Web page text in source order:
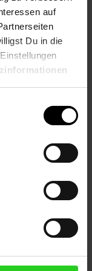
auf
Du in die
Weinwelt